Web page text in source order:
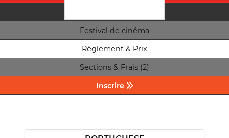
Festival de cinéma
Règlement & Prix
Sections & Frais (2)
Inscrire